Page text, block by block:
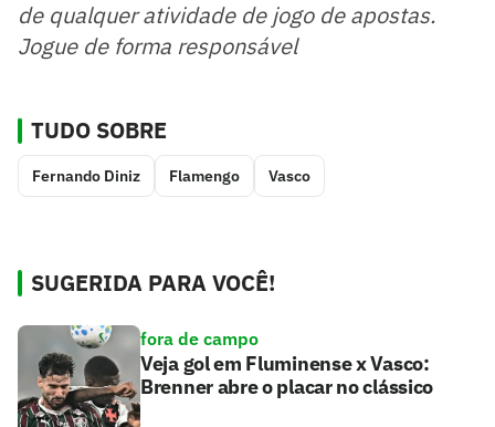
de qualquer atividade de jogo de apostas.
Jogue de forma responsável
TUDO SOBRE
Fernando Diniz Flamengo Vasco
SUGERIDA PARA VOCÊ!
fora de campo
Veja gol em Fluminense x Vasco:
Brenner abre o placar no clássico